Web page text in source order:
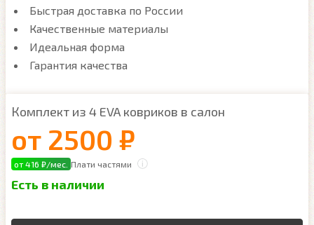
Быстрая доставка по России
Качественные материалы
Идеальная форма
Гарантия качества
Комплект из 4 EVA ковриков в салон
от 2500 ₽
от 416 ₽/мес. Плати частями
Есть в наличии